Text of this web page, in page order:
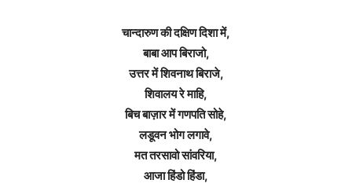
चान्दारुण की दक्षिण दिशा में,
बाबा आप बिराजो,
उत्तर में शिवनाथ बिराजे,
शिवालय रे माहि,
बिच बाज़ार में गणपति सोहे,
लडूवन भोग लगावे,
मत तरसावो सांवरिया,
आजा हिंडो हिंडा,